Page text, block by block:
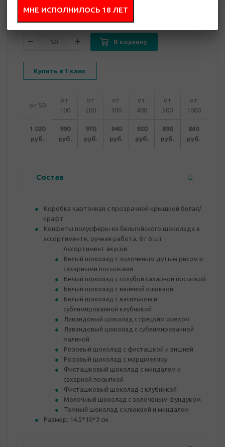
В корзину
Купить в 1 клик
от 50
от
100
от
200
от
300
от
400
от
500
от
1000
1 020
руб.
990
руб.
970
руб.
940
руб.
920
руб.
890
руб.
860
руб.
Состав
Коробка картонная с прозрачной крышкой белая/
крафт
Конфеты полусферы из бельгийского шоколада в
ассортименте, ручная работа, 8 г 6 шт
Ассортимент вкусов:
Белый шоколад с золоченым дутым рисом и
сахарными посыпками
Белый шоколад с голубой сахарной посыпкой
Белый шоколад с вяленой клюквой
Белый шоколад с васильком и
сублимированной клубникой
Лавандовый шоколад с грецким орехом
Лавандовый шоколад с сублимированной
малиной
Розовый шоколад с фисташкой и вишней
Розовый шоколад с маршмеллоу
Фисташковый шоколад с миндалем и
сахарной посыпкой
Фисташковый шоколад с клубникой
Молочный шоколад с золоченым фундуком
Темный шоколад с клюквой и миндалем
Размер: 14.5*10*3 см
МНЕ ИСПОЛНИЛОСЬ 18 ЛЕТ